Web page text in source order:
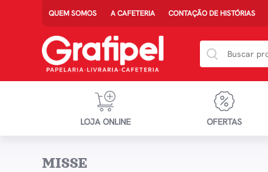
QUEM SOMOS A CAFETERIA CONTAÇÃO DE HISTÓRIAS
LOJA ONLINE OFERTAS
MISSE